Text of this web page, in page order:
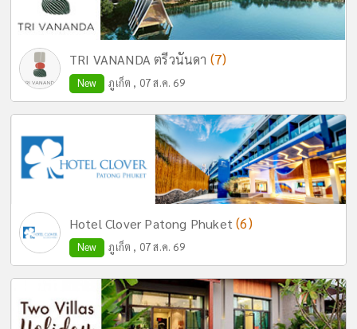
TRI VANANDA ตรีวนันดา (7)
New ภูเก็ต , 07 ส.ค. 69
Hotel Clover Patong Phuket(6)
New ภูเก็ต , 07 ส.ค. 69